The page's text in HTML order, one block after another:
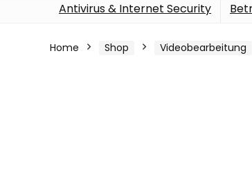
Antivirus & Internet Security
Home Shop Videobearbeitung